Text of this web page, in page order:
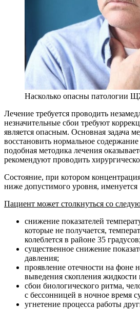
Насколько опасны патологии
Лечение требуется проводить
незначительные сбои требуют
является опасным. Основная задача
восстановить нормальное
подобная методика лечения
рекомендуют проводить
Состояние, при котором
ниже допустимого уровня,
Пациент может столкнуться со
снижение показателей
которые не получается,
колеблется в районе 35 градусов;
существенное снижение
давления;
проявление отечности на фоне
выведения скопления жидкости
сбои биологического ритма,
с бессонницей в ночное время
угнетение процесса работы